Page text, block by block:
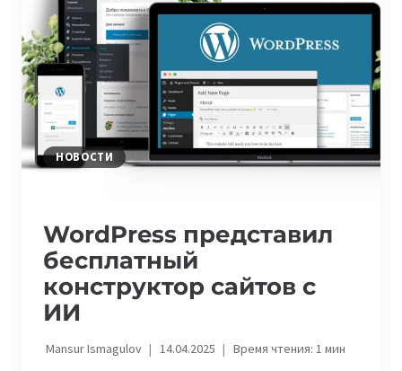
WORDPRESS,
TILDA,
С
НУЛЯ
НОВОСТИ
WordPress представил
бесплатный
конструктор сайтов с
ИИ
Mansur Ismagulov 14.04.2025 Время чтения: 1мин